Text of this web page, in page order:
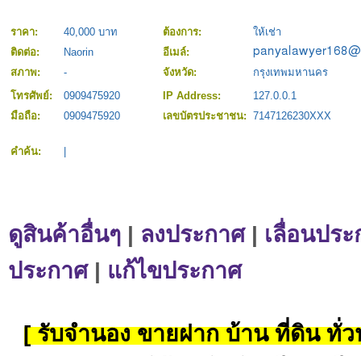
ราคา: 40,000 บาท ต้องการ:
ให้เช่า
ติดต่อ:
Naorin
อีเมล์:
สภาพ:
- จังหวัด:
กรุงเทพมหานคร
โทรศัพย์:
0909475920 IP Address:
127.0.0.1
มือถือ:
0909475920 เลขบัตรประชาชน: 7147126230XXX
คำค้น:
ดูสินค้าอื่นๆ | ลงประกาศ| เลื่อนปร
ประกาศ| แก้ไขประกาศ
[ รับจำนอง ขายฝาก บ้าน ที่ดิน ทั่ว